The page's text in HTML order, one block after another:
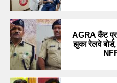
AGRA कैंट
झुका रेलवे